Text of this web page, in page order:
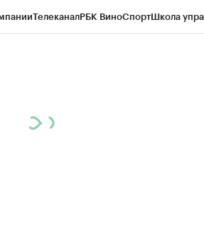
ТелеканалРБК ВиноСпортШкола